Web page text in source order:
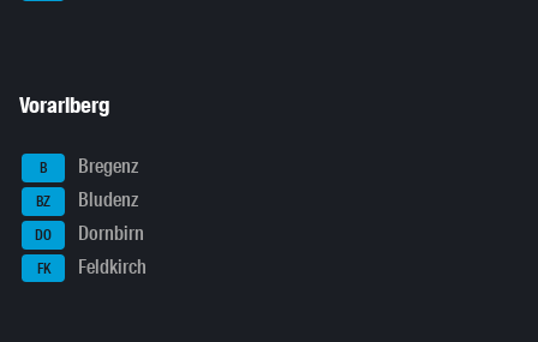
Vorarlberg
B Bregenz
BZ Bludenz
DO Dornbirn
FK Feldkirch